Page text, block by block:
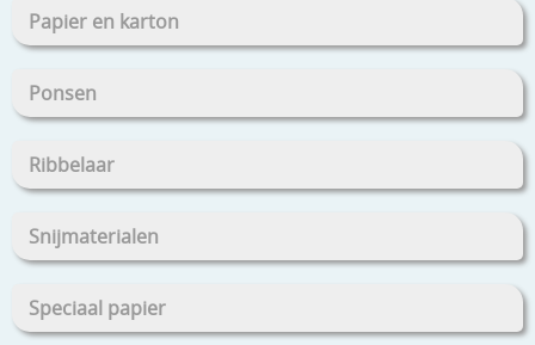
Papier en karton
Ponsen
Ribbelaar
Snijmaterialen
Speciaal papier